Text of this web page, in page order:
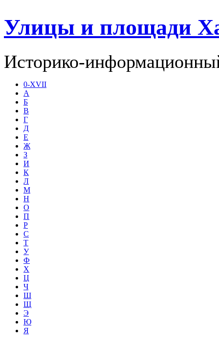
Улицы и площади
Историко-
0-XVII
А
Б
В
Г
Д
Е
Ж
З
И
К
Л
М
Н
О
П
Р
С
Т
У
Ф
Х
Ц
Ч
Ш
Щ
Э
Ю
Я